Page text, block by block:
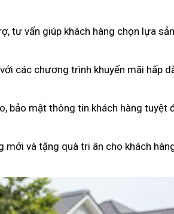
tư vấn giúp khách hàng chọn lựa
các chương trình khuyến mãi hấp
bảo mật thông tin khách hàng tuyệt
mới và tặng quà tri ân cho khách